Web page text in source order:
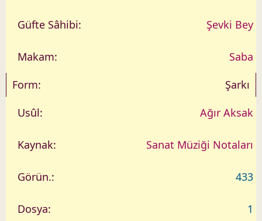
Şevki Bey
Saba
Şarkı
Ağır Aksak
Sanat Müziği Notaları
433
1